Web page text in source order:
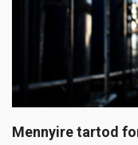
Mennyire tartod